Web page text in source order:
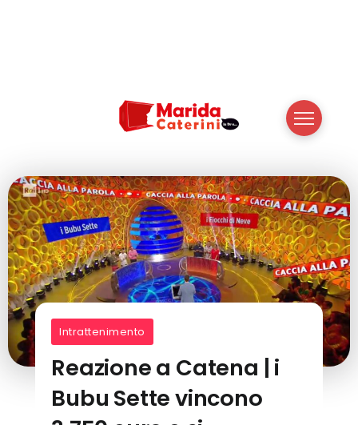
Intrattenimento
Reazione a Catena | i
Bubu Sette vincono